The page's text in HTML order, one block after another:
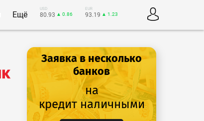
Ещё
USD
80.93 ▲ 0.86
EUR
93.19 ▲ 1.23
Заявка в несколько
банков
на
кредит наличными